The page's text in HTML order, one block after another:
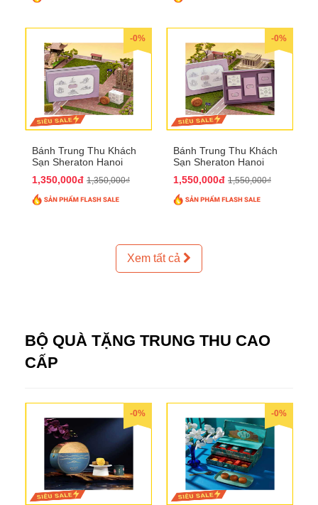
-0%
Bánh Trung Thu Khách
Sạn Sheraton Hanoi
1,350,000đ 1,350,000₫
-0%
Bánh Trung Thu Khách
Sạn Sheraton Hanoi
1,550,000đ 1,550,000₫
Xem tất cả
BỘ QUÀ TẶNG TRUNG THU CAO
CẤP
-0% -0%